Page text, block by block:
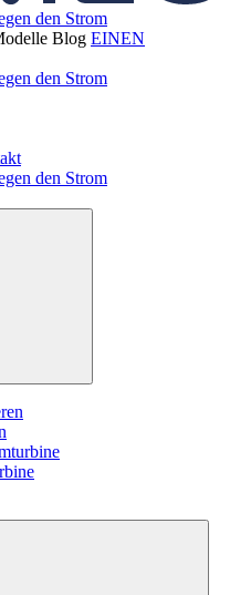
den Strom
Blog EINEN
den Strom
den Strom